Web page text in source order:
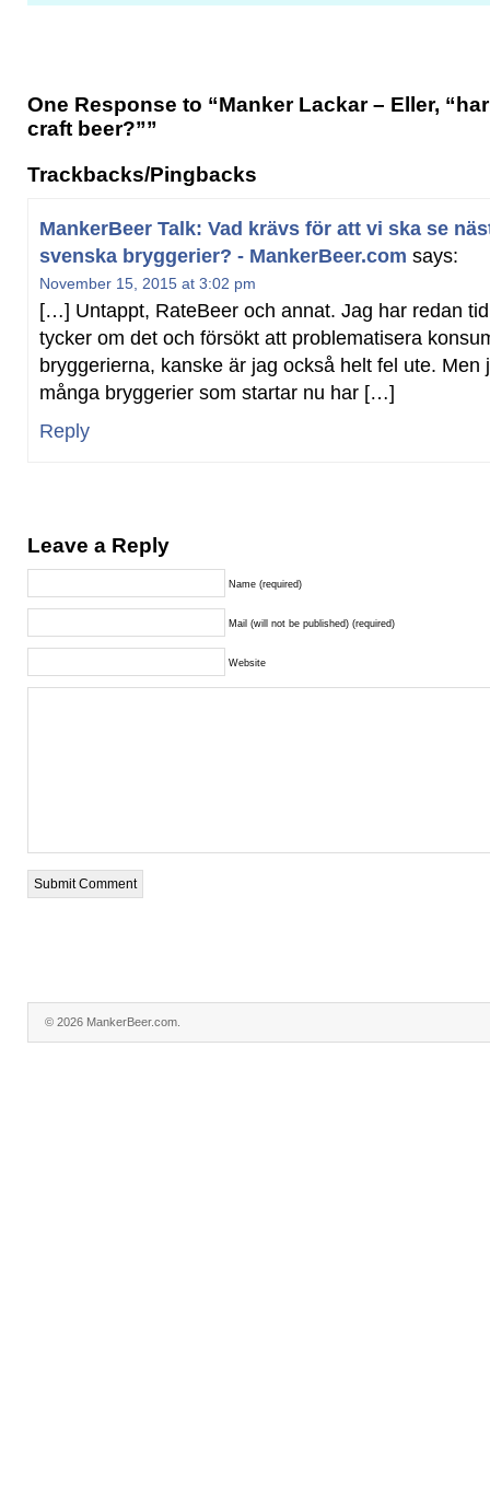
One Response to “Manker Lackar – Eller,
craft beer?””
Trackbacks/Pingbacks
MankerBeer Talk: Vad krävs för att vi ska se
svenska bryggerier? - MankerBeer.com says:
November 15, 2015 at 3:02 pm
[…] Untappt, RateBeer och annat. Jag har redan
tycker om det och försökt att problematisera
bryggerierna, kanske är jag också helt fel ute. Men
många bryggerier som startar nu har […]
Reply
Leave a Reply
Name (required)
Mail (will not be published) (required)
Website
© 2026 MankerBeer.com.